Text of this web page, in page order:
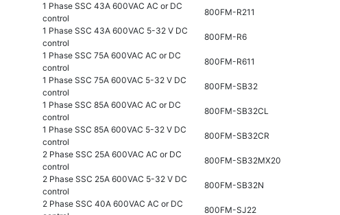
1 Phase SSC 43A 600VAC AC or DC
control
800FM-R211
1 Phase SSC 43A 600VAC 5-32 V DC
control
800FM-R6
1 Phase SSC 75A 600VAC AC or DC
control
800FM-R611
1 Phase SSC 75A 600VAC 5-32 V DC
control
800FM-SB32
1 Phase SSC 85A 600VAC AC or DC
control
800FM-SB32CL
1 Phase SSC 85A 600VAC 5-32 V DC
control
800FM-SB32CR
2 Phase SSC 25A 600VAC AC or DC
control
800FM-SB32MX20
2 Phase SSC 25A 600VAC 5-32 V DC
control
800FM-SB32N
2 Phase SSC 40A 600VAC AC or DC
800FM-SJ22